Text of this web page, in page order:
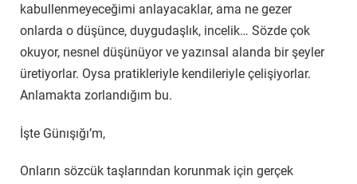
kabullenmeyeceğimi anlayacaklar, ama ne gezer
onlarda o düşünce, duygudaşlık, incelik… Sözde çok
okuyor, nesnel düşünüyor ve yazınsal alanda bir şeyler
üretiyorlar. Oysa pratikleriyle kendileriyle çelişiyorlar.
Anlamakta zorlandığım bu.
İşte Günışığı’m,
Onların sözcük taşlarından korunmak için gerçek